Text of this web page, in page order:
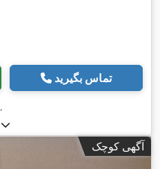
تماس بگیرید
,
آگهی کوچک